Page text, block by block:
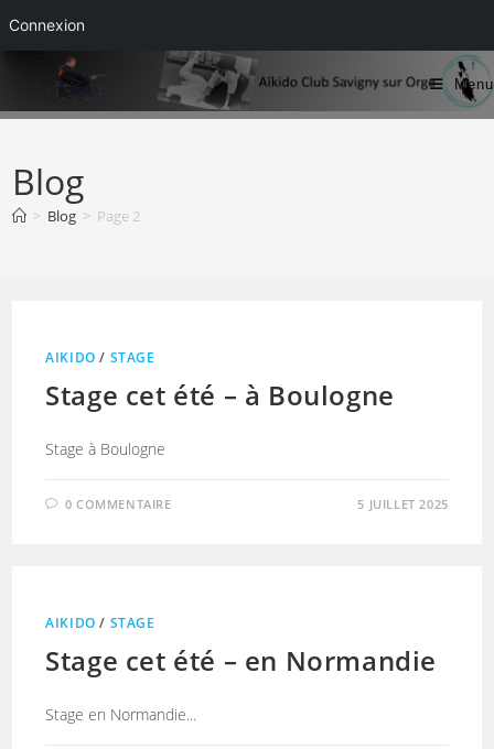
Connexion
content
Menu
Blog
> Blog > Page 2
AIKIDO / STAGE
Stage cet été – à Boulogne
Stage à Boulogne
0 COMMENTAIRE 5 JUILLET 2025
AIKIDO / STAGE
Stage cet été – en Normandie
Stage en Normandie...